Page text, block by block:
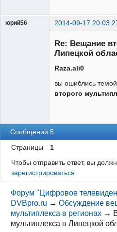
юрий56 2014-09-17
Re: Вещание
Липецкой
Raza.ali0
вы ошиблись
второго
Сообщений 5
Страницы
1
Чтобы отправить ответ, вы
зарегистрироваться
Форум "Цифровое
DVBpro.ru →Обсуждение
мультиплекса в регионах →
мультиплекса в Липецкой